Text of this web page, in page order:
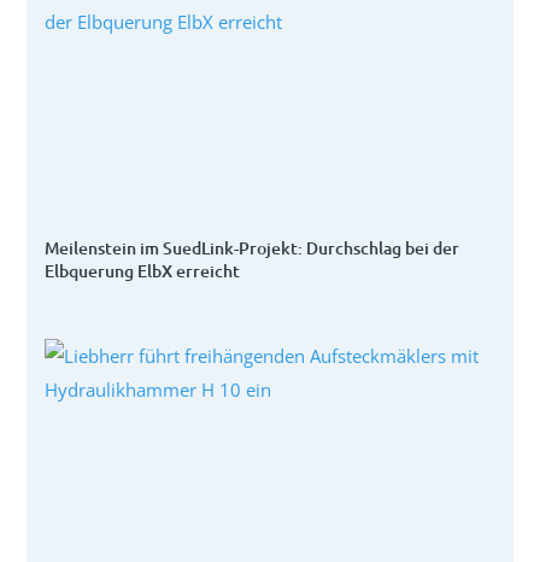
Meilenstein im SuedLink-Projekt: Durchschlag bei der
Elbquerung ElbX erreicht